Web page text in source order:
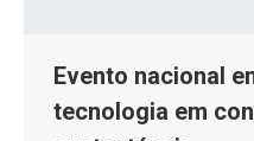
Evento nacional
tecnologia em